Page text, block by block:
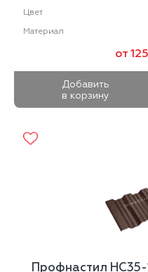
Цвет
Материал
от
Добавить
в корзину
Профнастил